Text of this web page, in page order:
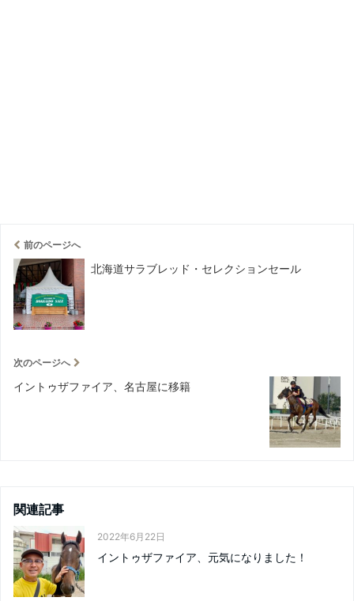
前のページへ
北海道サラブレッド・セレクションセール
次のページへ
イントゥザファイア、名古屋に移籍
関連記事
2022年6月22日
イントゥザファイア、元気になりました！